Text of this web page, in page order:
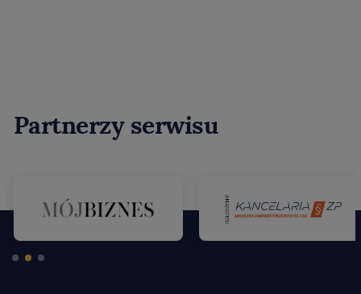
Partnerzy serwisu